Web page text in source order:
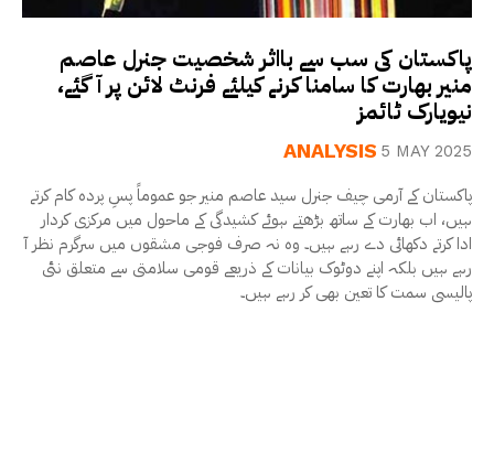
پاکستان کی سب سے بااثر شخصیت جنرل عاصم
منیر بھارت کا سامنا کرنے کیلئے فرنٹ لائن پر آ گئے،
نیویارک ٹائمز
ANALYSIS 5 MAY 2025
پاکستان کے آرمی چیف جنرل سید عاصم منیر جو عموماً پسِ پردہ کام کرتے
ہیں، اب بھارت کے ساتھ بڑھتے ہوئے کشیدگی کے ماحول میں مرکزی کردار
ادا کرتے دکھائی دے رہے ہیں۔ وہ نہ صرف فوجی مشقوں میں سرگرم نظر آ
رہے ہیں بلکہ اپنے دوٹوک بیانات کے ذریعے قومی سلامتی سے متعلق نئی
پالیسی سمت کا تعین بھی کر رہے ہیں۔